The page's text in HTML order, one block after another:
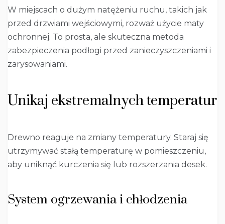
W miejscach o dużym natężeniu ruchu, takich jak
przed drzwiami wejściowymi, rozważ użycie maty
ochronnej. To prosta, ale skuteczna metoda
zabezpieczenia podłogi przed zanieczyszczeniami i
zarysowaniami.
Unikaj ekstremalnych temperatur
Drewno reaguje na zmiany temperatury. Staraj się
utrzymywać stałą temperaturę w pomieszczeniu,
aby uniknąć kurczenia się lub rozszerzania desek.
System ogrzewania i chłodzenia